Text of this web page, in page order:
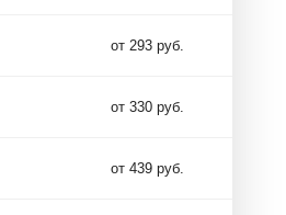
от 293 руб.
от 330 руб.
от 439 руб.